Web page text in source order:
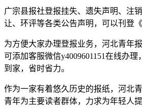
广宗县报社登报挂失、遗失声明、注
让、环评等各类公告声明，可以刊登
为方便大家办理登报业务，河北青年
可添加客服微信y4009601151在线办
到家，省时省力。
作为一家有着悠久历史的报纸，河北
青年为主要读者群体，力求为年轻人